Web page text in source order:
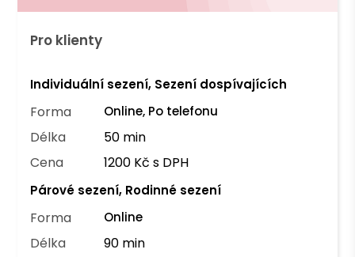
Pro klienty
Individuální sezení, Sezení dospívajících
Forma Online, Po telefonu
Délka
50 min
Cena
1200 Kč s DPH
Párové sezení, Rodinné sezení
Forma Online
Délka
90 min